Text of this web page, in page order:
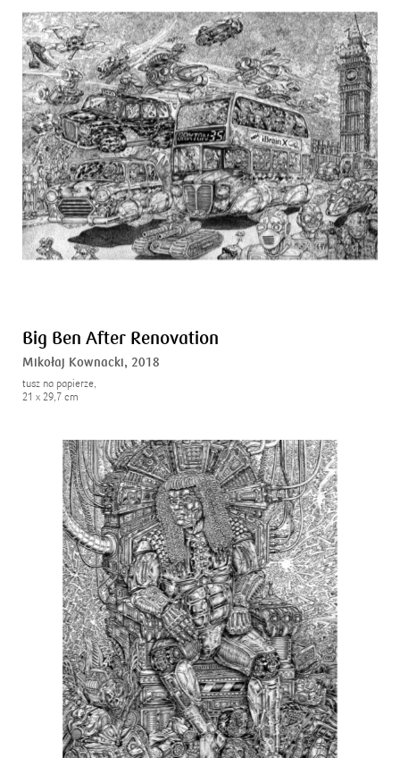
Big Ben After Renovation
Mikołaj Kownacki, 2018
tusz na papierze,
21 x 29,7 cm